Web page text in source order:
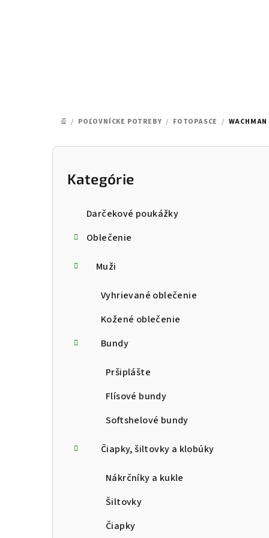
DOMOV
/ POĽOVNÍCKE POTREBY / FOTOPASCE / WACHMAN
Preskočiť
kategórie
Kategórie
Darčekové poukážky
Oblečenie
Muži
Vyhrievané oblečenie
Kožené oblečenie
Bundy
Pršiplášte
Flísové bundy
Softshelové bundy
Čiapky, šiltovky a klobúky
Nákrčníky a kukle
Šiltovky
Čiapky